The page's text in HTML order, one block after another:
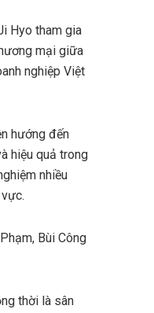
Hyo tham gia
mại giữa
nghiệp Việt
hướng đến
hiệu quả trong
nhiều
Bùi Công
thời là sân